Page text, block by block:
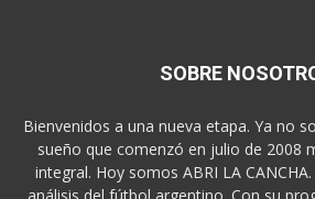
SOBRE
Bienvenidos a una nueva etapa. Ya no
sueño que comenzó en julio de 2008
integral. Hoy somos ABRI LA